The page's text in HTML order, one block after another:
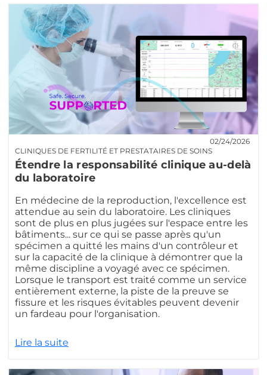
CLINIQUES DE FERTILITÉ ET PRESTATAIRES DE SOINS
02/24/2026
Étendre la responsabilité clinique au-delà
du laboratoire
En médecine de la reproduction, l'excellence est
attendue au sein du laboratoire. Les cliniques
sont de plus en plus jugées sur l'espace entre les
bâtiments... sur ce qui se passe après qu'un
spécimen a quitté les mains d'un contrôleur et
sur la capacité de la clinique à démontrer que la
même discipline a voyagé avec ce spécimen.
Lorsque le transport est traité comme un service
entièrement externe, la piste de la preuve se
fissure et les risques évitables peuvent devenir
un fardeau pour l'organisation.
Lire la suite